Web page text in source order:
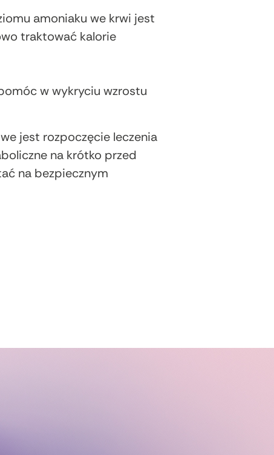
amoniaku we krwi jest
traktować kalorie
w wykryciu wzrostu
jest rozpoczęcie leczenia
na krótko przed
na bezpiecznym